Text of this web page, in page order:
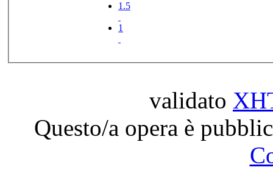
1.5
1
validato
Questo/a opera è